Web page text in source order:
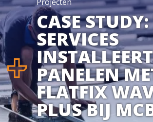
CASE
SERVICES
PANELEN
FLATFIX
PLUS BIJ